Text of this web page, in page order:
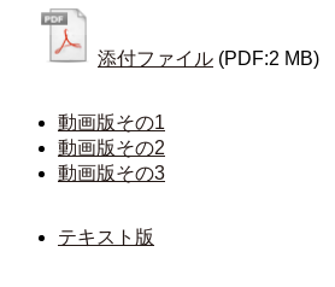
添付ファイル (PDF:2 MB)
動画版その1
動画版その2
動画版その3
テキスト版